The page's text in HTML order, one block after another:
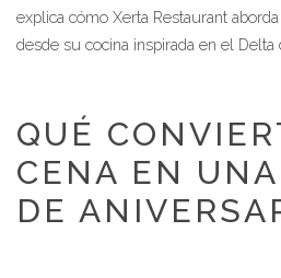
explica cómo Xerta Restaurant
desde su cocina inspirada en el Delta
QUÉ
CENA EN
DE